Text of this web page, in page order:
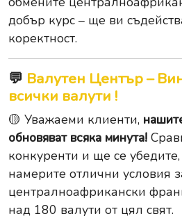
добър курс – ще ви
коректност.
💬 Валутен Център –
всички валути !
🟡 Уважаеми клиенти,
обновяват всяка минута!
конкуренти и ще се
намерите отлични условия
централноафрикански
над 180 валути от цял свят.